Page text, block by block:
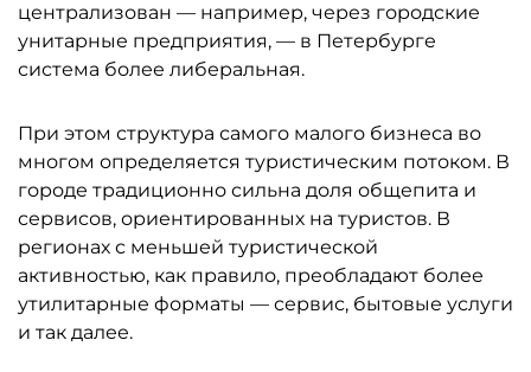
централизован — например, через городские
унитарные предприятия, — в Петербурге
система более либеральная.
При этом структура самого малого бизнеса во
многом определяется туристическим потоком. В
городе традиционно сильна доля общепита и
сервисов, ориентированных на туристов. В
регионах с меньшей туристической
активностью, как правило, преобладают более
утилитарные форматы — сервис, бытовые услуги
и так далее.